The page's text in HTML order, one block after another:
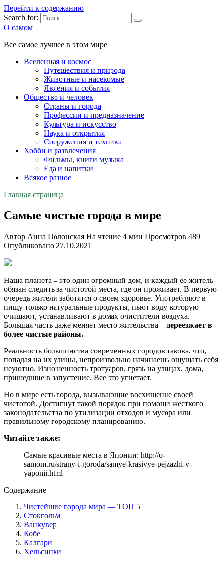
Перейти к содержанию
Search for:
О самом
Все самое лучшее в этом мире
Вселенная и космос
Путешествия и природа
Животные и насекомые
Явления и события
Общество и человек
Страны и города
Профессии и предназначение
Культура и искусство
Наука и открытия
Сооружения и техника
Хобби и развлечения
Фильмы, книги музыка
Еда и напитки
Всякое разное
Главная страница
Самые чистые города в мире
Автор Анна Полонская На чтение 4 мин Просмотров 489
Опубликовано 27.10.2021
Наша планета – это один огромный дом, и каждый ее житель
обязан следить за чистотой места, где он проживает. В первую
очередь жители заботятся о своем здоровье. Употребляют в
пищу только натуральные продукты, пьют воду, которую
очищают, устанавливают в домах очистители воздуха.
Большая часть даже меняет место жительства – переезжает в
более чистые районы.
Реальность большинства современных городов такова, что,
попадая на их улицы, непроизвольно начинаешь ощущать себя
неуютно. Изношенность тротуаров, грязь на улицах, дома,
пришедшие в запустение. Все это угнетает.
Но в мире есть города, вызывающие восхищение своей
чистотой. Достигнут такой порядок при помощи жесткого
законодательства по утилизации отходов и мусора или
правильному городскому планированию.
Читайте также:
Самые красивые места в Японии: http://o-
samom.ru/strany-i-goroda/samye-krasivye-pejzazhi-v-
yaponii.html
Содержание
Чистейшие города мира — ТОП 5
Стокгольм
Ванкувер
Кобе
Калгари
Хельсинки